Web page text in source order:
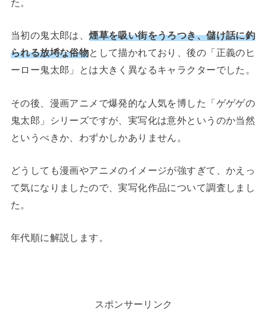
た。
当初の鬼太郎は、煙草を吸い街をうろつき、儲け話に釣
られる放埓な俗物として描かれており、後の「正義のヒ
ーロー鬼太郎」とは大きく異なるキャラクターでした。
その後、漫画アニメで爆発的な人気を博した「ゲゲゲの
鬼太郎」シリーズですが、実写化は意外というのか当然
というべきか、わずかしかありません。
どうしても漫画やアニメのイメージが強すぎて、かえっ
て気になりましたので、実写化作品について調査しまし
た。
年代順に解説します。
スポンサーリンク